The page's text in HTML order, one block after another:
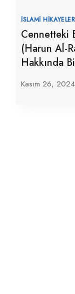
İSLAMI HIKAYELER
Cennetteki
(Harun Al-
Hakkında
Kasım 26, 2024